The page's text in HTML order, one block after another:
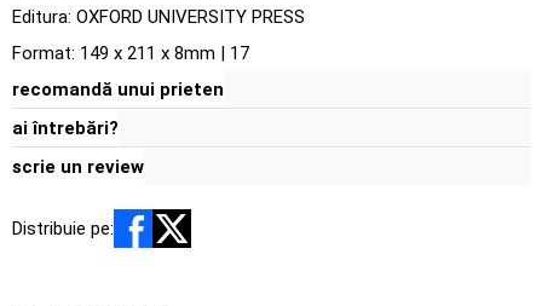
Editura: OXFORD UNIVERSITY PRESS
Format: 149 x 211 x 8mm | 17
recomandă unui prieten
ai întrebări?
scrie un review
Distribuie pe: